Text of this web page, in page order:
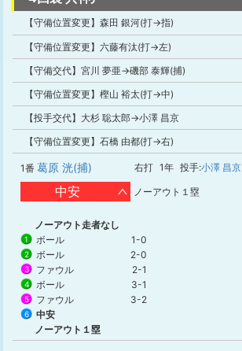
【守備位置変更】森田 銀河(打→指)
【守備位置変更】六藤有汰(打→左)
【守備交代】宮川 夢亜→磯部 泰輝(捕)
【守備位置変更】樫山 裕太(打→中)
【投手交代】大杉 聡太郎→小澤 昌京
【守備位置変更】石橋 由都(打→右)
1番 葛原 洸(捕) 右打 1年 投手:小澤 昌京
中安 ノーアウト１塁
ノーアウト走者なし
1 ボール 1-0
2 ボール 2-0
3 ファウル 2-1
4 ボール 3-1
5 ファウル 3-2
6
中安
ノーアウト１塁